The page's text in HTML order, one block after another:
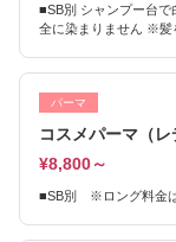
■SB別 シャンプー台
全に染まりません ※髪
パーマ
コスメパーマ（レ
¥8,800～
■SB別 ※ロング料金